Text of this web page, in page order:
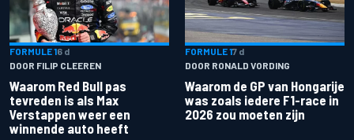
FORMULE 16 d
DOOR FILIP CLEEREN
Waarom Red Bull pas
tevreden is als Max
Verstappen weer een
winnende auto heeft
FORMULE 17 d
DOOR RONALD VORDING
Waarom de GP van Hongarije
was zoals iedere F1-race in
2026 zou moeten zijn